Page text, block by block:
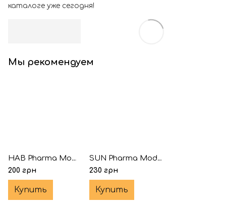
каталоге уже сегодня!
Мы рекомендуем
HAB Pharma Modvigil-200® 5 таблеток (Модафинил)
200 грн
Купить
SUN Pharma Modalert-200® 5 таблеток (Модафинил)
230 грн
Купить